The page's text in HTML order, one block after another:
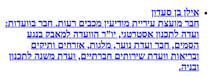
אילן בן סעדון
חבר מועצת עיריית מודיעין מכבים רעות. חבר בוועדות:
ועדה לתכנון אסטרטגי, יו”ר הוועדה למאבק בנגע
הסמים, חבר ועדת נוער, מלגות, אזרחים ותיקים
ובריאות וועדת שירותים חברתיים, ועדת משנה לתכנון
ובניה.